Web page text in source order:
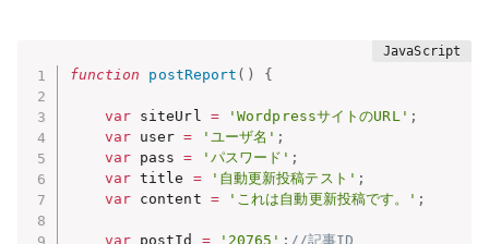
function postReport ( ) {
var siteUrl = 'WordpressサイトのURL' ;
var user = 'ユーザ名' ;
var pass = 'パスワード' ;
var title = '自動更新投稿テスト' ;
var content = 'これは自動更新投稿です。' ;
var postId = '20765' ; //記事ID